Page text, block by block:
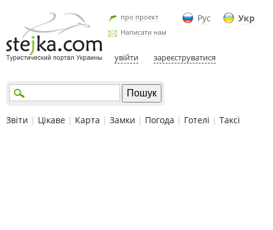
Рус Укр
про проект
Написати нам
увійти зареєструватися
Звіти | Цікаве | Карта | Замки | Погода | Готелі | Таксі